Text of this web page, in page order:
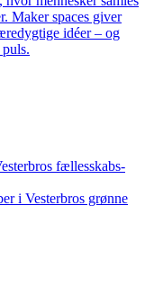
Maker spaces giver
idéer – og
fællesskabs­
i Vesterbros grønne